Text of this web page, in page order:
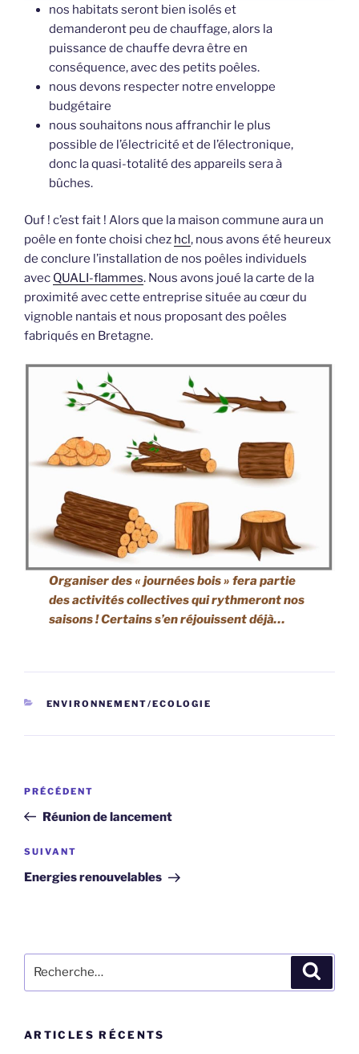
nos habitats seront bien isolés et
demanderont peu de chauffage, alors la
puissance de chauffe devra être en
conséquence, avec des petits poêles.
nous devons respecter notre enveloppe
budgétaire
nous souhaitons nous affranchir le plus
possible de l’électricité et de l’électronique,
donc la quasi-totalité des appareils sera à
bûches.
Ouf ! c’est fait ! Alors que la maison commune aura un
poêle en fonte choisi chez hcl, nous avons été heureux
de conclure l’installation de nos poêles individuels
avec QUALI-flammes. Nous avons joué la carte de la
proximité avec cette entreprise située au cœur du
vignoble nantais et nous proposant des poêles
fabriqués en Bretagne.
Organiser des « journées bois » fera partie
des activités collectives qui rythmeront nos
saisons ! Certains s’en réjouissent déjà…
CATÉGORIES
ENVIRONNEMENT/ECOLOGIE
Navigation
l’article
Article
précédent
PRÉCÉDENT
Réunion de lancement
Article
suivant
SUIVANT
Energies renouvelables
pour
ARTICLES RÉCENTS